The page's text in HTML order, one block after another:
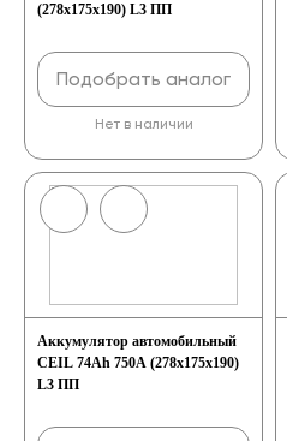
(278x175x190) L3 ПП
Подобрать аналог
Нет в наличии
Аккумулятор автомобильный
CEIL 74Ah 750A (278х175х190)
L3 ПП